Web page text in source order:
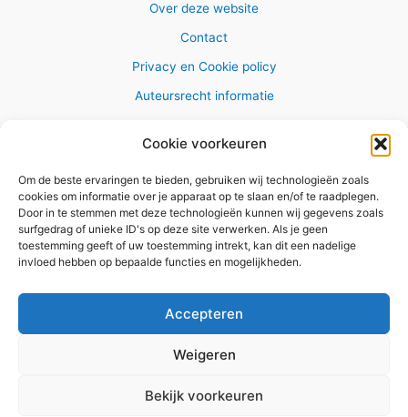
Cookie voorkeuren
Om de beste ervaringen te bieden, gebruiken wij technologieën zoals
cookies om informatie over je apparaat op te slaan en/of te raadplegen.
Door in te stemmen met deze technologieën kunnen wij gegevens zoals
surfgedrag of unieke ID's op deze site verwerken. Als je geen
toestemming geeft of uw toestemming intrekt, kan dit een nadelige
invloed hebben op bepaalde functies en mogelijkheden.
Accepteren
Weigeren
Bekijk voorkeuren
Over deze website
Contact
Privacy en Cookie policy
Auteursrecht informatie
Copyright © 2026 AlleWandelRoutes.nl
Vul hier je e-mail adres in om het
GRATIS wandelboekje te
ontvangen